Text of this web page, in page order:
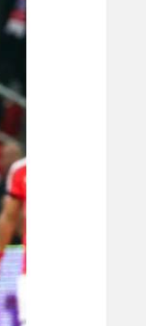
תקנון
תקנון
תקנון עבור
גיימינג E-Sports
תנאי
תקנון
רשיון